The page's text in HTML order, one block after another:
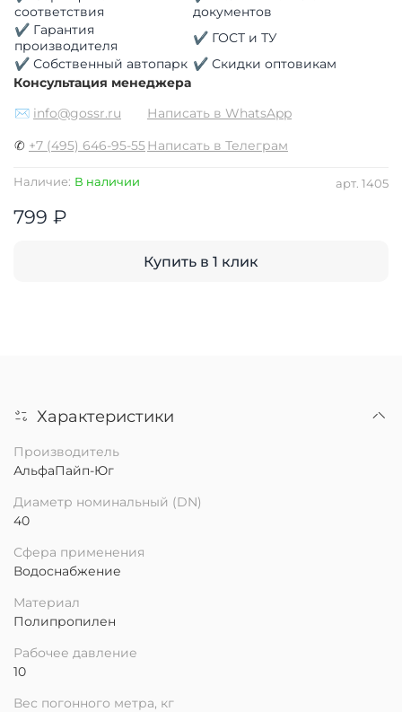
арт. 1405
Наличие: В наличии
799 ₽
Купить в 1 клик
соответствия
документов
✔ Гарантия
производителя
✔ ГОСТ и ТУ
✔ Собственный автопарк ✔ Скидки оптовикам
Консультация менеджера
✉ info@gossr.ru
Написать в WhatsApp
✆ +7 (495) 646-95-55Написать в Телеграм
Характеристики
Производитель
АльфаПайп-Юг
Диаметр номинальный (DN)
40
Сфера применения
Водоснабжение
Материал
Полипропилен
Рабочее давление
10
Вес погонного метра, кг